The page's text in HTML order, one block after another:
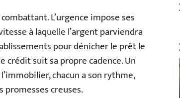
L’urgence impose ses
à laquelle l’argent parviendra
pour dénicher le prêt le
crédit suit sa propre cadence. Un
chacun a son rythme,
promesses creuses.